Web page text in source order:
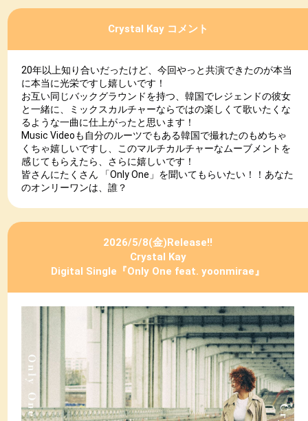
Crystal Kay コメント
20年以上知り合いだったけど、今回やっと共演できたのが本当
に本当に光栄ですし嬉しいです！
お互い同じバックグラウンドを持つ、韓国でレジェンドの彼女
と一緒に、ミックスカルチャーならではの楽しくて歌いたくな
るような一曲に仕上がったと思います！
Music Videoも自分のルーツでもある韓国で撮れたのもめちゃ
くちゃ嬉しいですし、このマルチカルチャーなムーブメントを
感じてもらえたら、さらに嬉しいです！
皆さんにたくさん 「Only One」を聞いてもらいたい！！あなた
のオンリーワンは、誰？
2026/5/8(金)Release!!
Crystal Kay
Digital Single『Only One feat. yoonmirae』